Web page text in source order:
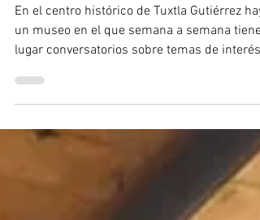
comunitario hecho desde y para
la comunidad
En el centro histórico de Tuxtla Gutiérrez hay
de la ciudad; proyecciones de cine en la
terraza; obras de teatro, música en vivo o
presentaciones de libro en el jardín; y jazz o
música popular los fines de semana. En
adición, agrupaciones de promoción y